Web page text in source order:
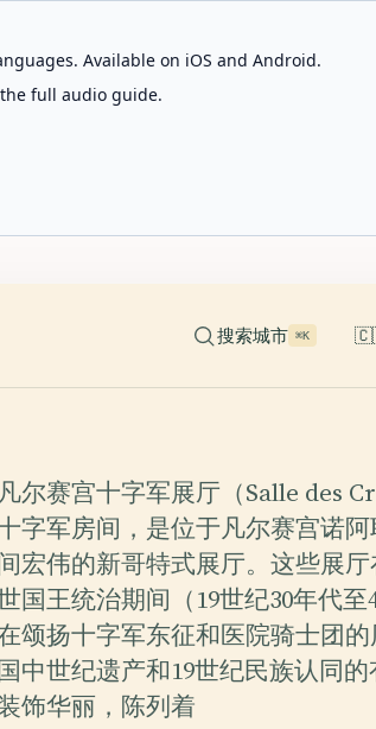
Available on iOS and Android.
full audio guide.
搜索城市 ⌘K
尔赛宫十字军展厅（Salle des
字军房间，是位于凡尔赛宫诺
宏伟的新哥特式展厅。这些展
国王统治期间（19世纪30年代
颂扬十字军东征和医院骑士团
中世纪遗产和19世纪民族认同
饰华丽，陈列着